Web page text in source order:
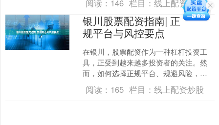
注。然而，面对市....
阅读： 146 栏目： 线上配资炒股
银川股票配资指南| 正
规平台与风控要点
在银川，股票配资作为一种杠杆投资工
具，正受到越来越多投资者的关注。然
而，如何选择正规平台、规避风险，是
每位配资者必须掌握的技能。本文将为
你梳理银川股票配资的核心....
阅读： 165 栏目： 线上配资炒股